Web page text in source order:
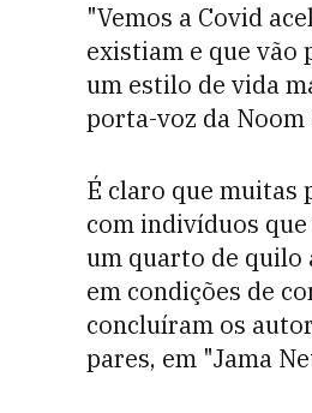
"Vemos a Covid
existiam e que vão
um estilo de vida
porta-voz da Noom
É claro que muitas
com indivíduos
um quarto de quilo
em condições de
concluíram os
pares, em "Jama